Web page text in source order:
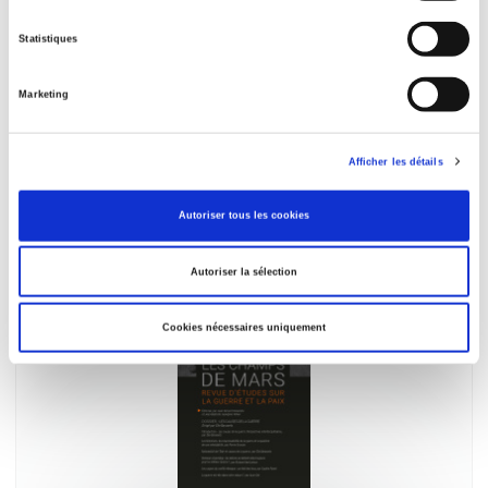
Statistiques
Marketing
Afficher les détails
Autoriser tous les cookies
Autoriser la sélection
Cookies nécessaires uniquement
Environnement et défense
Adrien Estève, Lucile Maertens